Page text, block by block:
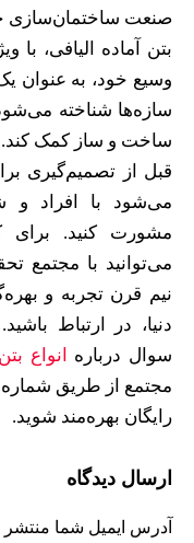
صنعت ساختمان‌سازی
بتن آماده الیافی، با
وسیع خود، به عنوان
سازه‌ها شناخته
ساخت و ساز کمک کند.
قبل از تصمیم‌گیری
می‌شود با افراد و
مشورت کنید. برای
می‌توانید با مجتمع
نیم قرن تجربه و
دنیا، در ارتباط
سوال دربارهانواع بتن
رایگان بهره‌مند شوید.
ارسال دیدگاه
آدرس ایمیل شما منتشر